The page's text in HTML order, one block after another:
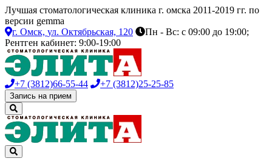
Лучшая стоматологическая клиника г. омска 2011-2019 гг. по
версии gemma
г. Омск, ул. Октябрьская, 120
Пн - Вс: с 09:00 до 19:00;
Рентген кабинет: 9:00-19:00
+7 (3812)66-55-44 +7 (3812)25-25-85
Запись на прием